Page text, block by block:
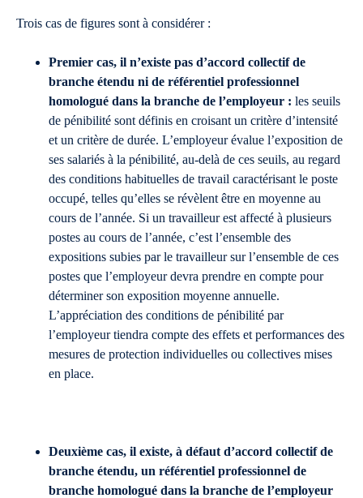
Trois cas de figures sont à considérer :
Premier cas, il n’existe pas d’accord collectif de
branche étendu ni de référentiel professionnel
homologué dans la branche de l’employeur : les seuils
de pénibilité sont définis en croisant un critère d’intensité
et un critère de durée. L’employeur évalue l’exposition de
ses salariés à la pénibilité, au-delà de ces seuils, au regard
des conditions habituelles de travail caractérisant le poste
occupé, telles qu’elles se révèlent être en moyenne au
cours de l’année. Si un travailleur est affecté à plusieurs
postes au cours de l’année, c’est l’ensemble des
expositions subies par le travailleur sur l’ensemble de ces
postes que l’employeur devra prendre en compte pour
déterminer son exposition moyenne annuelle.
L’appréciation des conditions de pénibilité par
l’employeur tiendra compte des effets et performances des
mesures de protection individuelles ou collectives mises
en place.
Deuxième cas, il existe, à défaut d’accord collectif de
branche étendu, un référentiel professionnel de
branche homologué dans la branche de l’employeur